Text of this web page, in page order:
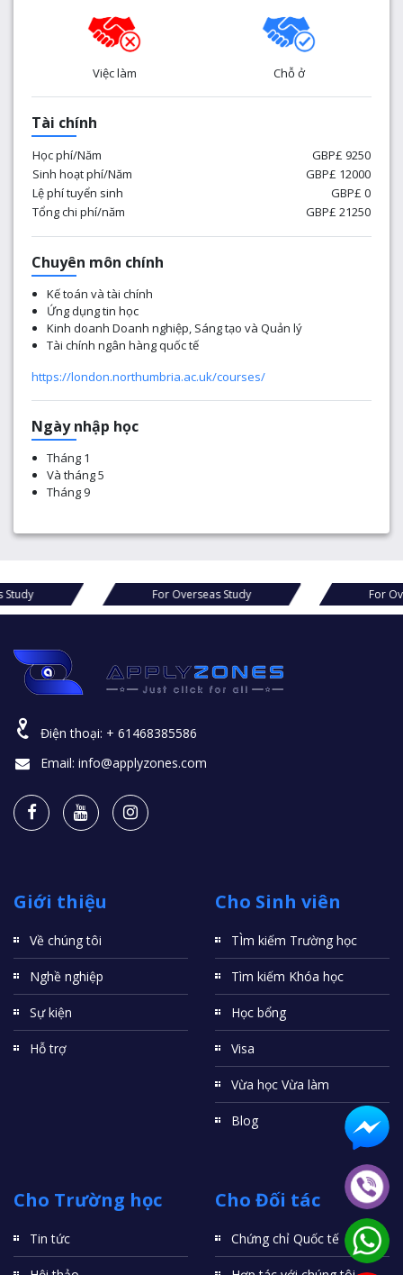
Việc làm Chỗ ở
Tài chính
Học phí/Năm
GBP£ 9250
Sinh hoạt phí/Năm
GBP£ 12000
Lệ phí tuyển sinh
GBP£ 0
Tổng chi phí/năm
GBP£ 21250
Chuyên môn chính
Kế toán và tài chính
Ứng dụng tin học
Kinh doanh Doanh nghiệp, Sáng tạo và Quản lý
Tài chính ngân hàng quốc tế
https://london.northumbria.ac.uk/courses/
Ngày nhập học
Tháng 1
Và tháng 5
Tháng 9
Overseas Study For Overseas Study
Điện thoại: + 61468385586
Email: info@applyzones.com
Giới thiệu
Về chúng tôi
Nghề nghiệp
Sự kiện
Hỗ trợ
Cho Sinh viên
TÌm kiếm Trường học
Tìm kiếm Khóa học
Học bổng
Visa
Vừa học Vừa làm
Blog
Cho Trường học
Tin tức
Cho Đối tác
Chứng chỉ Quốc tế